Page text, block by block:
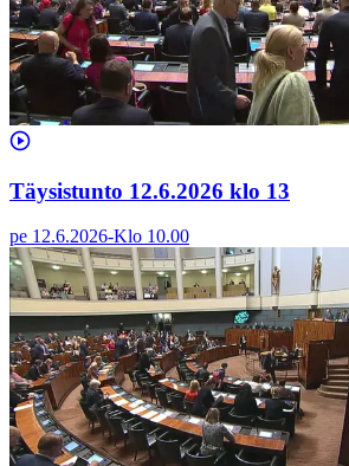
Täysistunto 12.6.2026 klo 13
pe 12.6.2026-Klo 10.00